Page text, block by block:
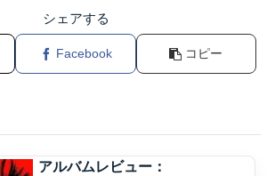
シェアする
Facebook コピー
アルバムレビュー：